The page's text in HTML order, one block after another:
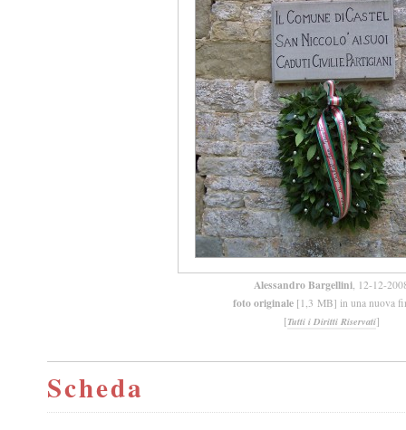
Alessandro Bargellini, 12-12-
foto originale [1,3 MB] in una nuova
[Tutti i Diritti Riservati]
Scheda